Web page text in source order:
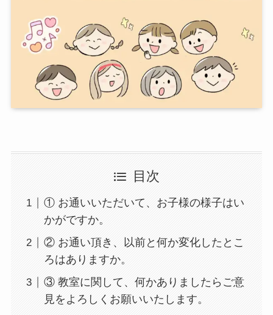
目次
① お通いいただいて、お子様の様子はい
かがですか。
② お通い頂き、以前と何か変化したとこ
ろはありますか。
③ 教室に関して、何かありましたらご意
見をよろしくお願いいたします。